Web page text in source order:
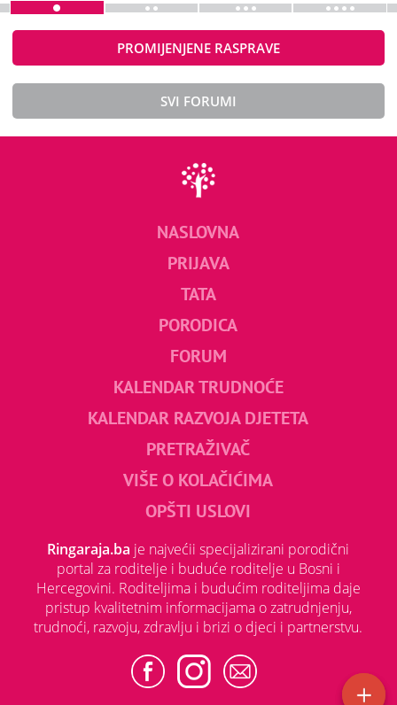
PROMIJENJENE RASPRAVE
SVI FORUMI
NASLOVNA
PRIJAVA
TATA
PORODICA
FORUM
KALENDAR TRUDNOĆE
KALENDAR RAZVOJA DJETETA
PRETRAŽIVAČ
VIŠE O KOLAČIĆIMA
OPŠTI USLOVI
Ringaraja.ba je najvećii specijalizirani porodični
portal za roditelje i buduće roditelje u Bosni i
Hercegovini. Roditeljima i budućim roditeljima daje
pristup kvalitetnim informacijama o zatrudnjenju,
trudnoći, razvoju, zdravlju i brizi o djeci i partnerstvu.